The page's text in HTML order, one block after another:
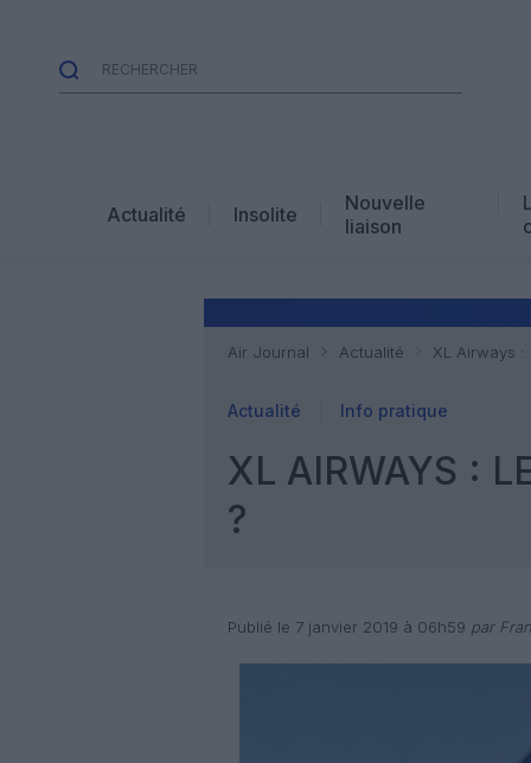
Actualité Insolite
Nouvelle
liaison
Air Journal Actualité XL Airways
Actualité Info pratique
XL AIRWAYS :
?
Publié le 7 janvier 2019 à 06h59 par